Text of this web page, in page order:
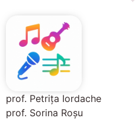
prof. Petrița Iordache
prof. Sorina Roșu